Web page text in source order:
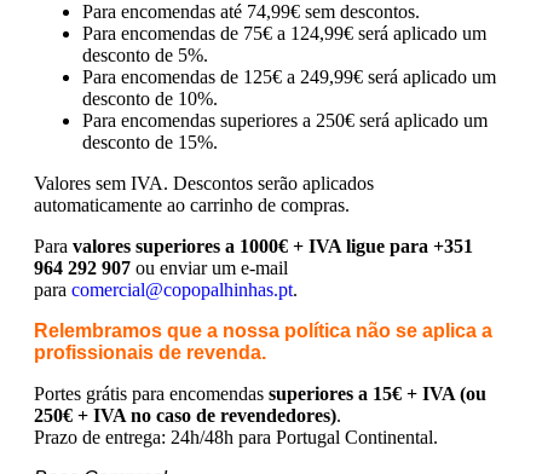
Para encomendas até 74,99€ sem descontos.
Para encomendas de 75€ a 124,99€ será aplicado um
desconto de 5%.
Para encomendas de 125€ a 249,99€ será aplicado um
desconto de 10%.
Para encomendas superiores a 250€ será aplicado um
desconto de 15%.
Valores sem IVA. Descontos serão aplicados
automaticamente ao carrinho de compras.
Para valores superiores a 1000€ + IVA ligue para +351
964 292 907 ou enviar um e-mail
para comercial@copopalhinhas.pt.
Relembramos que a nossa política não se aplica a
profissionais de revenda.
Portes grátis para encomendas superiores a 15€ + IVA (ou
250€ + IVA no caso de revendedores).
Prazo de entrega: 24h/48h para Portugal Continental.